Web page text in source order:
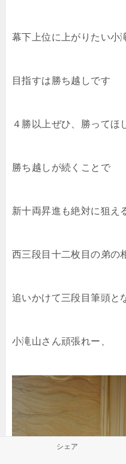
幕下上位に上がりたい小
目指すは勝ち越しです
４勝以上ぜひ、勝ってほ
勝ち越しが続くことで
新十両昇進も絶対に狙え
西三段目十二枚目の弟の
追いかけて三段目筆頭と
小滝山さん頑張れー、
シェア